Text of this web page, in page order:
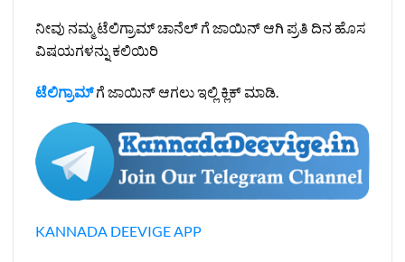
ನೀವು ನಮ್ಮ ಟೆಲಿಗ್ರಾಮ್ ಚಾನೆಲ್ ಗೆ ಜಾಯಿನ್ ಆಗಿ ಪ್ರತಿ ದಿನ ಹೊಸ
ವಿಷಯಗಳನ್ನು ಕಲಿಯಿರಿ
ಟೆಲಿಗ್ರಾಮ್ಗೆ ಜಾಯಿನ್ ಆಗಲು ಇಲ್ಲಿ ಕ್ಲಿಕ್ ಮಾಡಿ.
KANNADA DEEVIGE APP